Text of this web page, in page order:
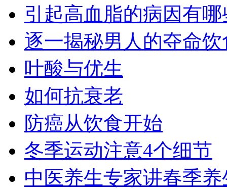
引起高血脂的病因有
逐一揭秘男人的夺命
叶酸与优生
如何抗衰老
防癌从饮食开始
冬季运动注意4个细节
中医养生专家讲春季养